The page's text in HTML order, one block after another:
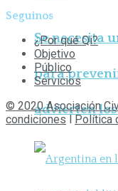
Se necesita
para
advierten
Seguinos
¿Por qué Qi?
Objetivo
Público
Servicios
© 2020 Asociación
condiciones
Política